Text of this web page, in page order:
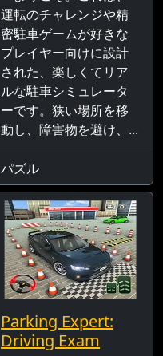
運転のチャレンジや精
密駐車ゲームが好きな
プレイヤー向けに設計
された、楽しくてリア
ルな駐車シミュレータ
ーです。狭い場所を移
動し、障害物を避け、...
パズル
Parking Expert:
Driving Exam